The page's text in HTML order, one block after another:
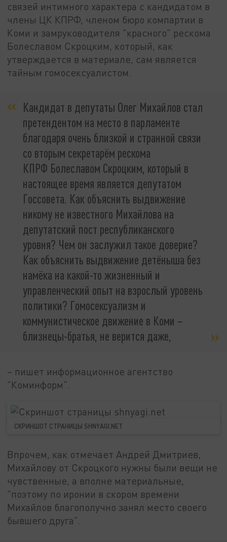
связей интимного характера с кандидатом в
члены ЦК КПРФ, членом бюро компартии в
Коми и замруководителя "красного" рескома
Болеславом Скроцким, который, как
утверждается в материале, сам является
тайным гомосексуалистом.
Кандидат в депутаты Олег Михайлов стал
претендентом на место в парламенте
благодаря очень близкой и странной связи
со вторым секретарём рескома
КПРФ Болеславом Скроцким, который в
настоящее время является депутатом
Госсовета. Как объяснить выдвижение
никому не известного Михайлова на
депутатский пост республиканского
уровня? Чем он заслужил такое доверие?
Как объяснить выдвижение детёныша без
намёка на какой-то жизненный и
управленческий опыт на взрослый уровень
политики? Гомосексуализм и
коммунистическое движение в Коми –
близнецы-братья, не верится даже,
– пишет информационное агентство
"Коминформ".
СКРИНШОТ СТРАНИЦЫ SHNYAGI.NET
Впрочем, как отмечает Андрей Дмитриев,
Михайлову от Скроцкого нужны были вещи не
чувственные, а вполне материальные,
"поэтому по иронии в скором времени
Михайлов благополучно занял место своего
бывшего друга".